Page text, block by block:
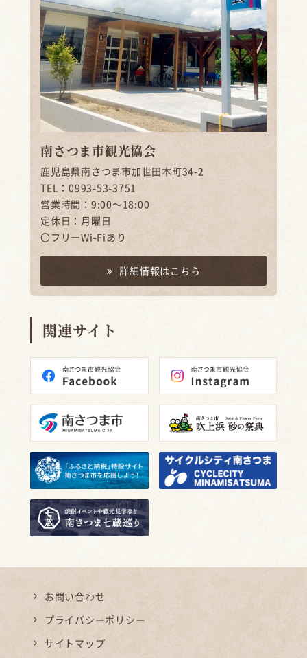
南さつま市観光協会
鹿児島県南さつま市加世田本町34-2
TEL：0993-53-3751
営業時間：9:00～18:00
定休日：月曜日
〇フリーWi-Fiあり
詳細情報はこちら
関連サイト
お問い合わせ
プライバシーポリシー
サイトマップ